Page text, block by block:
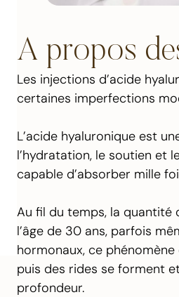
A propos
Les injections d’acide
certaines imperfections
L’acide hyaluronique est
l’hydratation, le soutien et
capable d’absorber mille
Au fil du temps, la quantité
l’âge de 30 ans, parfois
hormonaux, ce
puis des rides se forment
profondeur.